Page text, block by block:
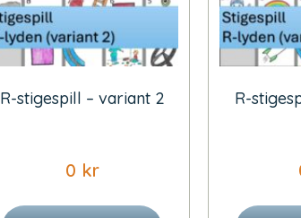
R-stigespill – variant 2
0 kr
R-